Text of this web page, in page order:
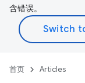
含错误。
首页 Articles